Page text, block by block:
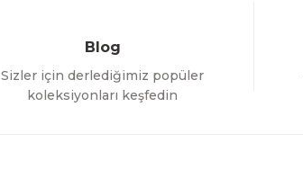
Blog
Sizler için derlediğimiz popüler
koleksiyonları keşfedin